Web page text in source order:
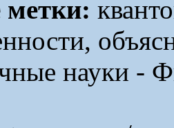
метки:
науки -